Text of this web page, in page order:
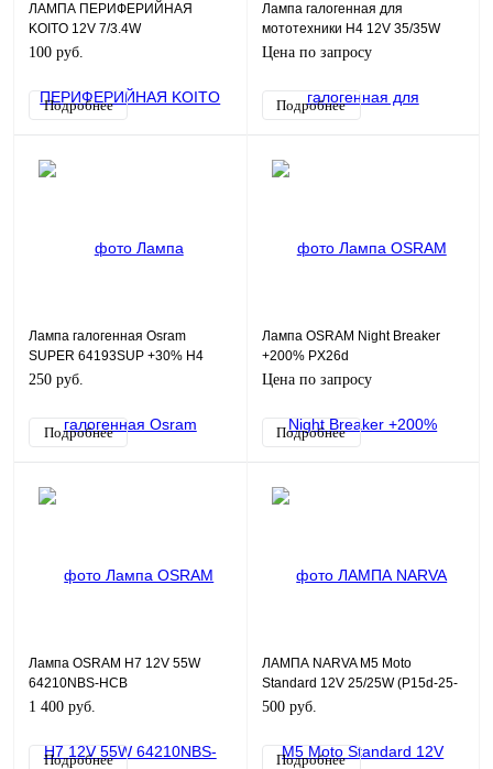
ЛАМПА ПЕРИФЕРИЙНАЯ
KOITO 12V 7/3.4W
100 руб.
Подробнее
Лампа галогенная для
мототехники H4 12V 35/35W
P43t
Цена по запросу
Подробнее
Лампа галогенная Osram
SUPER 64193SUP +30% H4
60/55W 1 шт.
250 руб.
Подробнее
Лампа OSRAM Night Breaker
+200% PX26d
Цена по запросу
Подробнее
Лампа OSRAM H7 12V 55W
64210NBS-HCB
1 400 руб.
Подробнее
ЛАМПА NARVA M5 Moto
Standard 12V 25/25W (P15d-25-
2)
500 руб.
Подробнее